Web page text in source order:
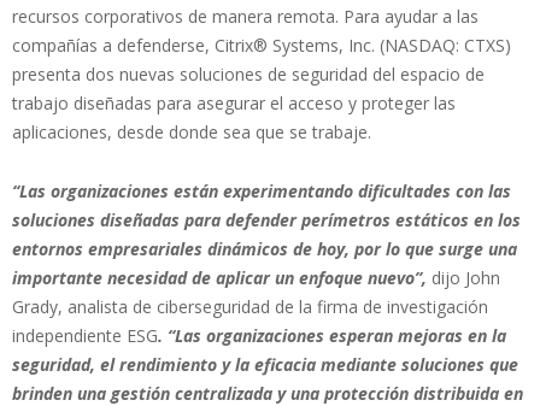
recursos corporativos de manera remota. Para ayudar a las
compañías a defenderse, Citrix® Systems, Inc. (NASDAQ: CTXS)
presenta dos nuevas soluciones de seguridad del espacio de
trabajo diseñadas para asegurar el acceso y proteger las
aplicaciones, desde donde sea que se trabaje.
“Las organizaciones están experimentando dificultades con las
soluciones diseñadas para defender perímetros estáticos en los
entornos empresariales dinámicos de hoy, por lo que surge una
importante necesidad de aplicar un enfoque nuevo”, dijo John
Grady, analista de ciberseguridad de la firma de investigación
independiente ESG. “Las organizaciones esperan mejoras en la
seguridad, el rendimiento y la eficacia mediante soluciones que
brinden una gestión centralizada y una protección distribuida en